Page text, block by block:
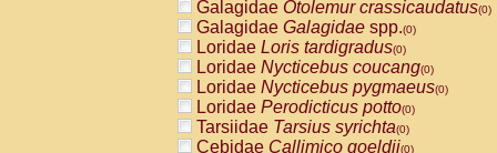
Galagidae Otolemur crassicaudatus(0)
Galagidae Galagidae spp.(0)
Loridae Loris tardigradus(0)
Loridae Nycticebus coucang(0)
Loridae Nycticebus pygmaeus(0)
Loridae Perodicticus potto(0)
Tarsiidae Tarsius syrichta(0)
Cebidae Callimico goeldii(0)